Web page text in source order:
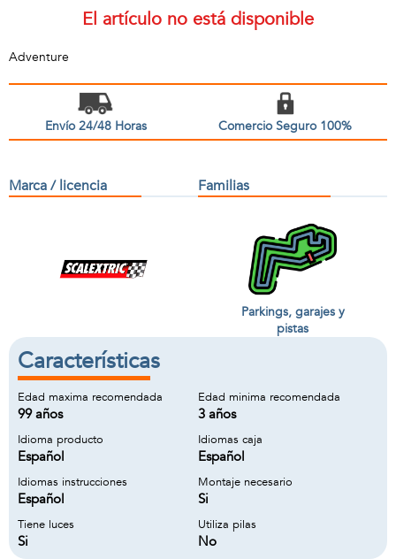
El artículo no está disponible
Adventure
Envío 24/48 Horas Comercio Seguro 100%
Marca / licencia Familias
Parkings, garajes y
pistas
Características
Edad maxima recomendada
99 años
Edad minima recomendada
3 años
Idioma producto
Español
Idiomas caja
Español
Idiomas instrucciones
Español
Montaje necesario
Si
Tiene luces
Si
Utiliza pilas
No